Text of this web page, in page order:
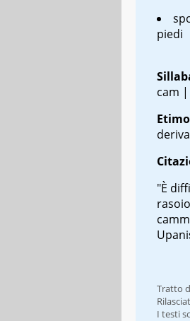
piedi
cam
"È
Tratto
I testi